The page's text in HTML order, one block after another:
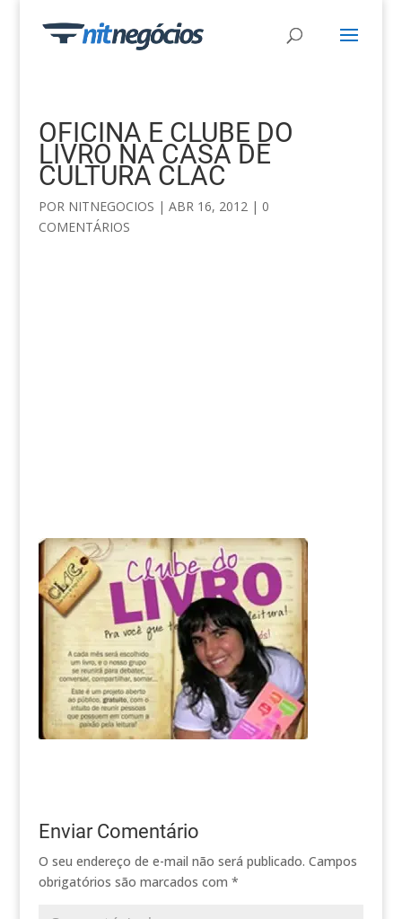
OFICINA E CLUBE DO
LIVRO NA CASA DE
CULTURA CLAC
POR NITNEGOCIOS | ABR 16, 2012| 0
COMENTÁRIOS
Enviar Comentário
O seu endereço de e-mail não será publicado. Campos
obrigatórios são marcados com *